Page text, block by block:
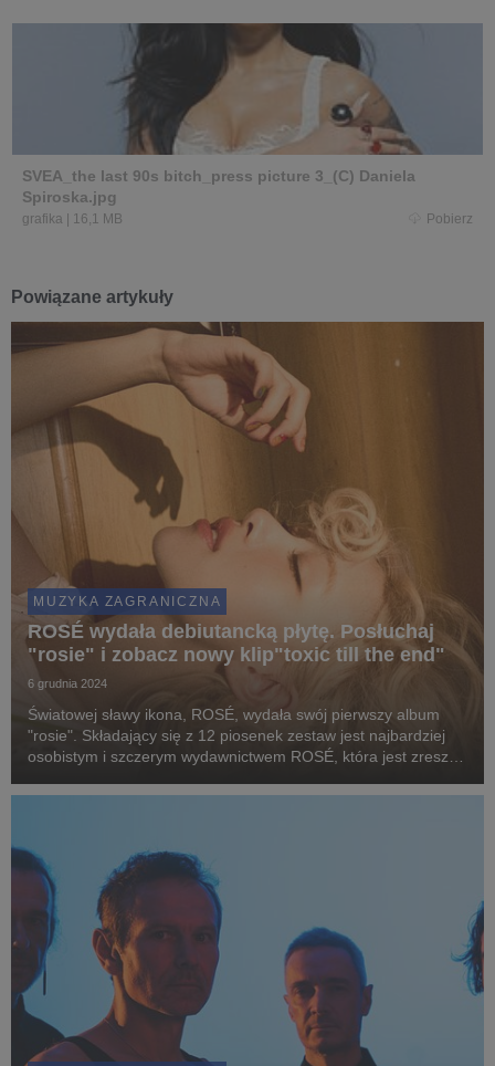
SVEA_the last 90s bitch_press picture 3_(C) Daniela
Spiroska.jpg
grafika 16,1 MB Pobierz
Powiązane artykuły
MUZYKA ZAGRANICZNA
ROSÉ wydała debiutancką płytę. Posłuchaj
"rosie" i zobacz nowy klip"toxic till the end"
6 grudnia 2024
Światowej sławy ikona, ROSÉ, wydała swój pierwszy album
"rosie". Składający się z 12 piosenek zestaw jest najbardziej
osobistym i szczerym wydawnictwem ROSÉ, która jest zresztą